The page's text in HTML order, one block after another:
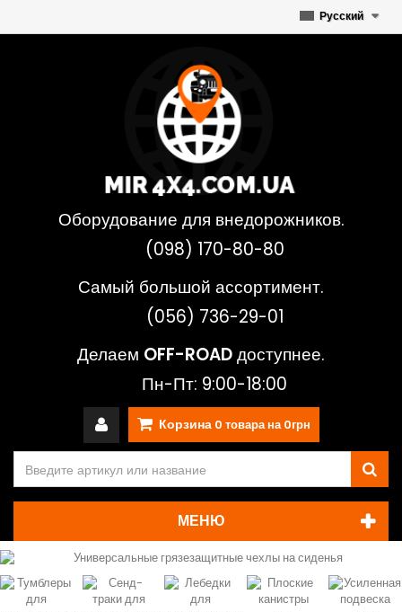
Русский
Оборудование для внедорожников.
(098) 170-80-80
Самый большой ассортимент.
(056) 736-29-01
Делаем OFF-ROADдоступнее.
Пн-Пт: 9:00-18:00
Корзина 0 товара на 0грн
МЕНЮ